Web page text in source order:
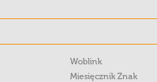
Woblink
Miesięcznik Znak